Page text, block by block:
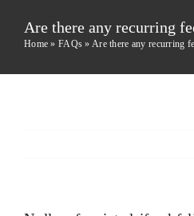
Are there any recurring
Home » FAQs » Are there any recurring